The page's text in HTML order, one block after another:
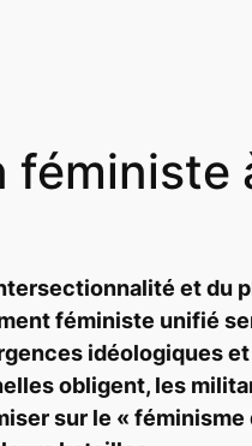
féministe
et du
féministe unifié
idéologiques et
obligent, les
sur le «